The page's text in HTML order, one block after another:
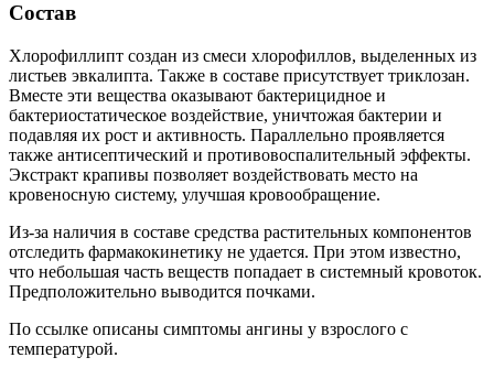
Состав
Хлорофиллипт создан из смеси хлорофиллов, выделенных из
листьев эвкалипта. Также в составе присутствует триклозан.
Вместе эти вещества оказывают бактерицидное и
бактериостатическое воздействие, уничтожая бактерии и
подавляя их рост и активность. Параллельно проявляется
также антисептический и противовоспалительный эффекты.
Экстракт крапивы позволяет воздействовать место на
кровеносную систему, улучшая кровообращение.
Из-за наличия в составе средства растительных компонентов
отследить фармакокинетику не удается. При этом известно,
что небольшая часть веществ попадает в системный кровоток.
Предположительно выводится почками.
По ссылке описаны симптомы ангины у взрослого с
температурой.